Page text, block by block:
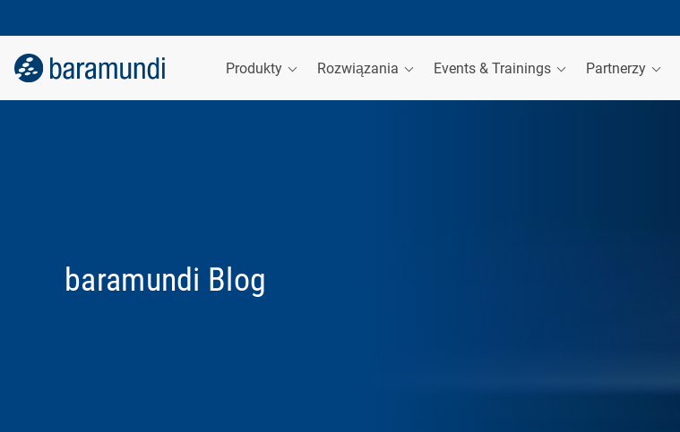
Produkty Rozwiązania Events & Trainings Partnerzy
baramundi Blog